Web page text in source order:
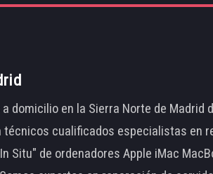
en la Sierra Norte de Madrid
cualificados especialistas en
de ordenadores Apple iMac